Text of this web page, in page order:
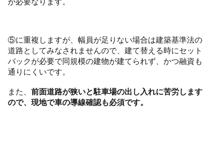
⑤に重複しますが、幅員が足りない場合は建築基準法の
道路としてみなされませんので、建て替える時にセット
バックが必要で同規模の建物が建てられず、かつ融資も
通りにくいです。
また、前面道路が狭いと駐車場の出し入れに苦労します
ので、現地で車の導線確認も必須です。